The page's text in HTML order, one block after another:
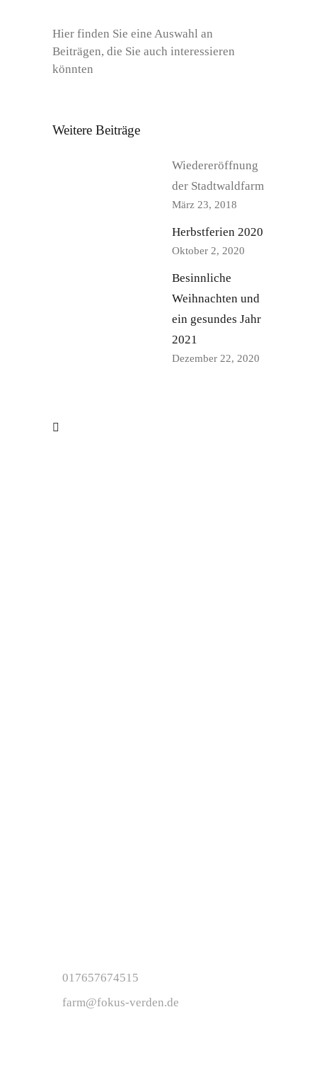
Hier finden Sie eine Auswahl an
Beiträgen, die Sie auch interessieren
könnten
Weitere Beiträge
Wiedereröffnung
der Stadtwaldfarm
März 23, 2018
Herbstferien 2020
Oktober 2, 2020
Besinnliche
Weihnachten und
ein gesundes Jahr
2021
Dezember 22, 2020
017657674515
farm@fokus-verden.de